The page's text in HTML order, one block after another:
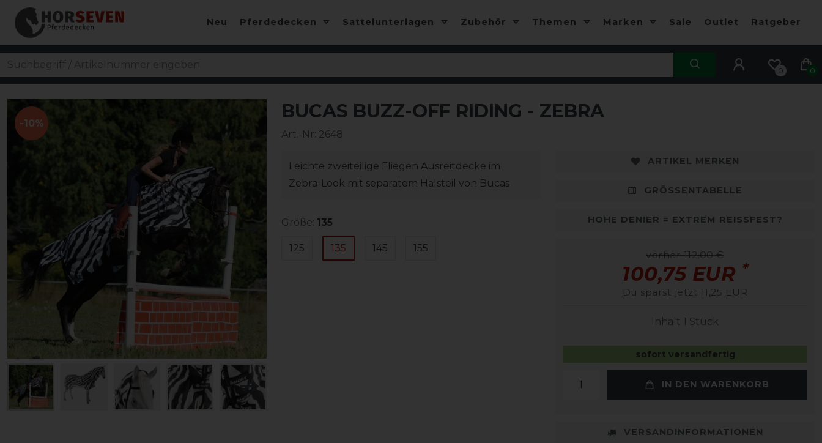
Neu Pferdedecken Sattelunterlagen Zubehör Themen Marken Sale Outlet Ratgeber
0 0
-10%
BUCAS BUZZ-OFF RIDING - ZEBRA
Art.-Nr: 2648
Leichte zweiteilige Fliegen Ausreitdecke im
Zebra-Look mit separatem Halsteil von Bucas
Größe: 135
125 135 145 155
ARTIKEL MERKEN
GRÖSSENTABELLE
HOHE DENIER = EXTREM REISSFEST?
vorher 112,00 €
100,75 EUR *
Du sparst jetzt 11,25 EUR
Inhalt 1 Stück
sofort versandfertig
IN DEN WARENKORB
VERSANDINFORMATIONEN